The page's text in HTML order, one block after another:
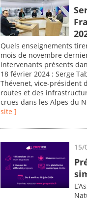
Quels enseignements
mois de novembre
intervenants présents
18 février 2024 : Serge
Thévenet, vice-président
routes et des
crues dans les Alpes du
site ]
15/